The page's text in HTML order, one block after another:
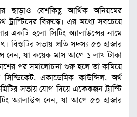
ছাড়াও বেশকিছু আর্থিক অনিয়মের
বিরুদ্ধে। এর মধ্যে সবচেয়ে
একটি হলো সিটিং অ্যালাউন্সের নামে
বিওটির সভায় প্রতি সদস্য ৫০ হাজার
নেন, যা কয়েক মাস আগে ১ লাখ টাকা
পর সমালোচনা শুরু হলে তা কমিয়ে
একাডেমিক কাউন্সিল, অর্থ
সভায় যোগ দিয়ে একেকজন ট্রাস্টি
অ্যালাউন্স নেন, যা আগে ৫০ হাজার